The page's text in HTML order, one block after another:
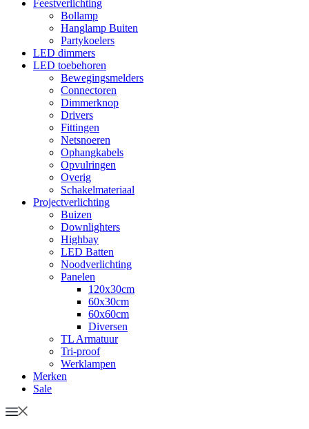
Feestverlichting
Bollamp
Hanglamp Buiten
Partykoelers
LED dimmers
LED toebehoren
Bewegingsmelders
Connectoren
Dimmerknop
Drivers
Fittingen
Netsnoeren
Ophangkabels
Opvulringen
Overig
Schakelmateriaal
Projectverlichting
Buizen
Downlighters
Highbay
LED Batten
Noodverlichting
Panelen
120x30cm
60x30cm
60x60cm
Diversen
TL Armatuur
Tri-proof
Werklampen
Merken
Sale